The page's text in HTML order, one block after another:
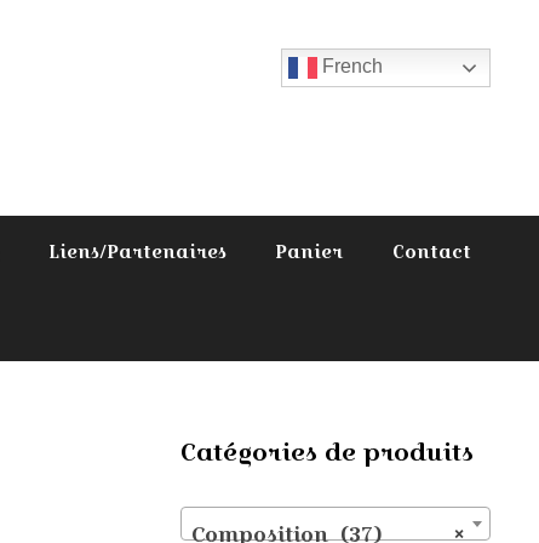
French
Liens/Partenaires Panier Contact
Catégories de produits
×
Composition (37)